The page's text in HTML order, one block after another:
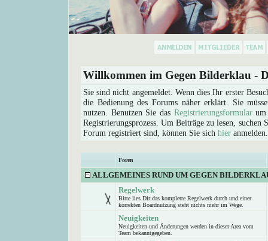
Willkommen im Gegen Bilderklau -
Sie sind nicht angemeldet. Wenn dies Ihr erster
die Bedienung des Forums näher erklärt. Sie
nutzen. Benutzen Sie das Registrierungsformularum
Registrierungsprozess. Um Beiträge zu lesen,
Forum registriert sind, können Sie sich hier anmelden.
Foren
ALLGEMEINES RUND UM GEGEN
Regelwerk
Bitte lies Dir das komplette Regelwerk durch und einer
korrekten Boardnutzung steht nichts mehr im Wege.
Neuigkeiten
Neuigkeiten und Änderungen werden in dieser Area vom
Team bekanntgegeben.